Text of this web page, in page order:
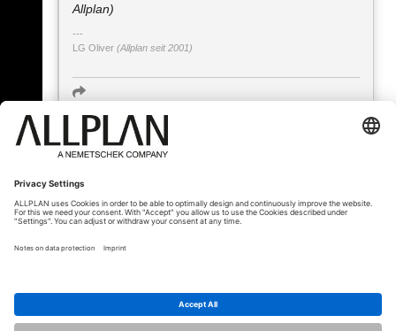
Allplan)
LG Oliver (Allplan seit 2001)
« Zurück
© ALLPLAN Schweiz AG ALLPLAN ist Teil derNemetschek Group